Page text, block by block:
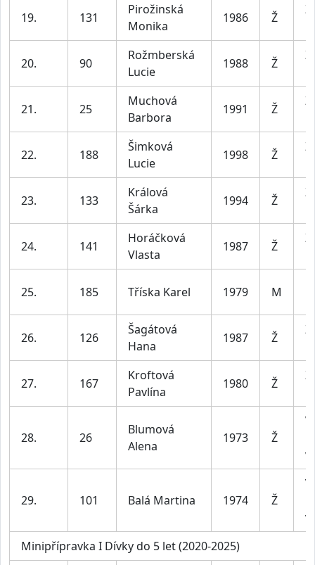
19. 131
Pirožinská
Monika
1986 Ž
20. 90
Rožmberská
Lucie
1988 Ž
21. 25
Muchová
Barbora
1991 Ž
22. 188
Šimková
Lucie
1998 Ž
23. 133
Králová
Šárka
1994 Ž
24. 141
Horáčková
Vlasta
1987 Ž
25. 185 Tříska Karel 1979 M
26. 126
Šagátová
Hana
1987 Ž
27. 167
Kroftová
Pavlína
1980 Ž
28. 26
Blumová
Alena
1973 Ž
29. 101 Balá Martina 1974 Ž
Minipřípravka I Dívky do 5 let (2020-2025)